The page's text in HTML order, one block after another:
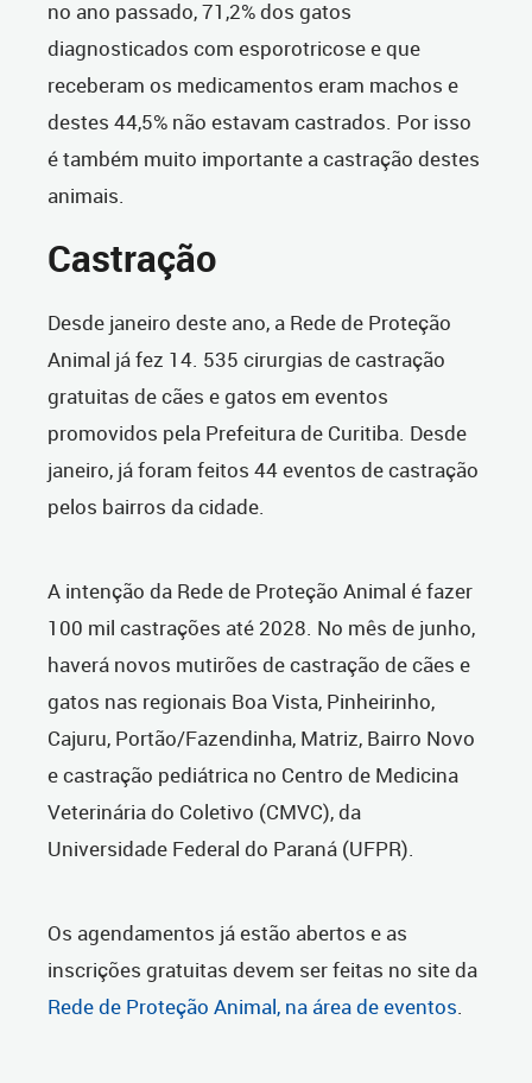
no ano passado, 71,2% dos gatos
diagnosticados com esporotricose e que
receberam os medicamentos eram machos e
destes 44,5% não estavam castrados. Por isso
é também muito importante a castração destes
animais.
Castração
Desde janeiro deste ano, a Rede de Proteção
Animal já fez 14. 535 cirurgias de castração
gratuitas de cães e gatos em eventos
promovidos pela Prefeitura de Curitiba. Desde
janeiro, já foram feitos 44 eventos de castração
pelos bairros da cidade.
A intenção da Rede de Proteção Animal é fazer
100 mil castrações até 2028. No mês de junho,
haverá novos mutirões de castração de cães e
gatos nas regionais Boa Vista, Pinheirinho,
Cajuru, Portão/Fazendinha, Matriz, Bairro Novo
e castração pediátrica no Centro de Medicina
Veterinária do Coletivo (CMVC), da
Universidade Federal do Paraná (UFPR).
Os agendamentos já estão abertos e as
inscrições gratuitas devem ser feitas no site da
Rede de Proteção Animal, na área de eventos.